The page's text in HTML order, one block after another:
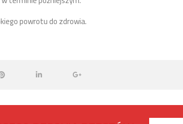
powrotu do zdrowia.